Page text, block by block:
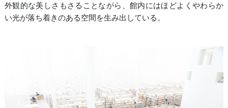
外観的な美しさもさることながら、館内にはほどよくやわらか
い光が落ち着きのある空間を生み出している。